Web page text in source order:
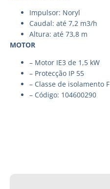
Impulsor: Noryl
Caudal: até 7,2 m3/h
Altura: até 73,8 m
MOTOR
– Motor IE3 de 1,5 kW
– Protecção IP 55
– Classe de isolamento F
– Código: 104600290